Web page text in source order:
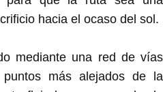
hacia el ocaso del sol.
mediante una red de vías
más alejados de la